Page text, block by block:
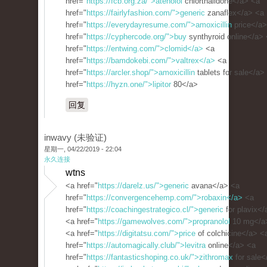
href=" https://fairlyfashion.com/">generic zanaflex</a> <a
href=" https://everydayresume.com/">amoxicillin price</
href=" https://cyphercode.org/">buy synthyroid online</a>
href=" https://entwing.com/">clomid</a> <a
href=" https://bamdokebi.com/">valtrex</a> <a
href=" https://arcler.shop/">amoxicillin tablets for sale</a>
href=" https://hyzn.one/">lipitor 80</a>
回复
inwavy (未验证)
星期一, 04/22/2019 - 22:04
永久连接
wtns
<a href=" https://darelz.us/">generic avana</a> <a
href=" https://convergencehemp.com/">robaxin</a> <a
href=" https://coachingestrategico.cl/">generic for plavix</
<a href=" https://gamewolves.com/">propranolol 10 mg</
<a href=" https://digitatsu.com/">price of colchicine</a>
href=" https://automagically.club/">levitraonline</a> <a
href=" https://fantasticshoping.co.uk/">zithromax for